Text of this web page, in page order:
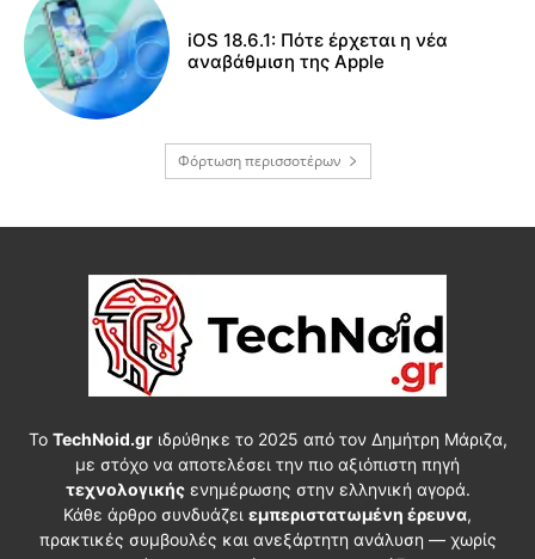
iOS 18.6.1: Πότε έρχεται η νέα
αναβάθμιση της Apple
Φόρτωση περισσοτέρων
Το TechNoid.grιδρύθηκε το 2025 από τον Δημήτρη Μάριζα,
με στόχο να αποτελέσει την πιο αξιόπιστη πηγή
τεχνολογικήςενημέρωσης στην ελληνική αγορά.
Κάθε άρθρο συνδυάζει εμπεριστατωμένη έρευνα,
πρακτικές συμβουλές και ανεξάρτητη ανάλυση — χωρίς